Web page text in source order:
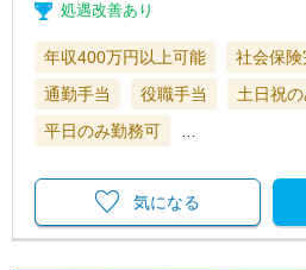
処遇改善あり
年収400万円以上可能 社会保険
通勤手当
役職手当
土日祝
平日のみ勤務可
…
気になる